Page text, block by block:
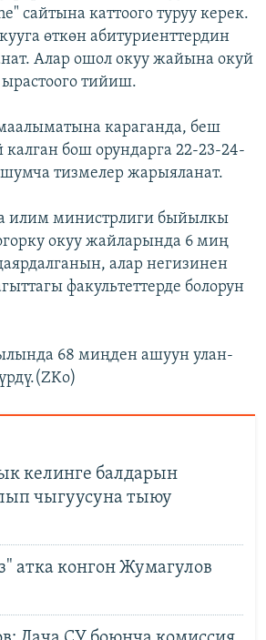
сайтына каттоого туруу керек.
өткөн абитуриенттердин
Алар ошол окуу жайына окуй
ырастоого тийиш.
караганда, беш
калган бош орундарга 22-23-24-
тизмелер жарыяланат.
илим министрлиги быйылкы
окуу жайларында 6 миң
алар негизинен
факультеттерде болорун
68 миңден ашуун улан-
келинге балдарын
чыгуусуна тыюу
атка конгон Жумагулов